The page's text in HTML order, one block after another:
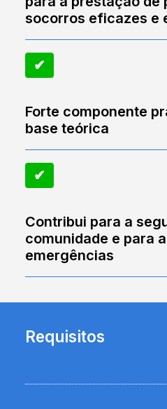
socorros eficazes e
✔︎
Forte componente
base teórica
✔︎
Contribui para a
comunidade e para
emergências
Requisitos